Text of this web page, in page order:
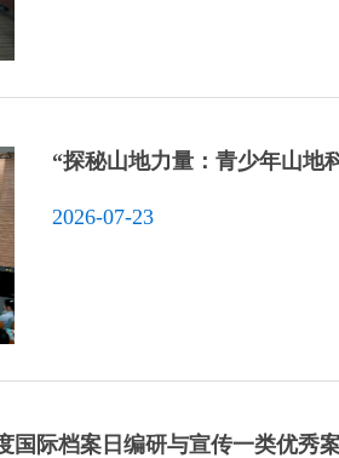
“探秘山地力量：青少年山地
2026-07-23
国际档案日编研与宣传一类优秀